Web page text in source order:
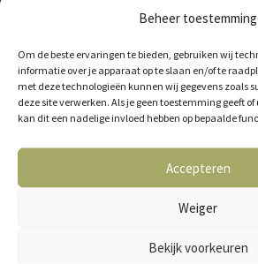
Beheer toestemming
Om de beste ervaringen te bieden, gebruiken wij
informatie over je apparaat op te slaan en/of te
met deze technologieën kunnen wij gegevens zoals
deze site verwerken. Als je geen toestemming geeft
kan dit een nadelige invloed hebben op bepaalde
Accepteren
Weiger
Bekijk voorkeuren